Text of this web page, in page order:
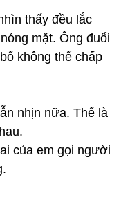
thấy đều lắc
mặt. Ông đuổi
không thể chấp
nhịn nữa. Thế là
của em gọi người